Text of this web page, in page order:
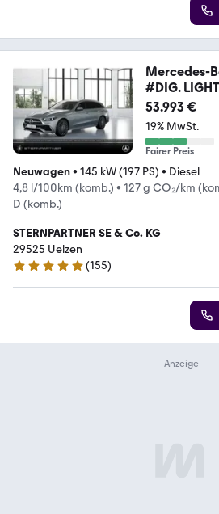
Mercedes-
#DIG.
#MEMORY
53.993 €
19% MwSt.
Fairer Preis
Neuwagen• 145 kW (197 PS) • Diesel
4,8 l/100km (komb.) • 127 g CO₂/km
D (komb.)
STERNPARTNER SE & Co. KG
29525 Uelzen
4.9 Sterne
(155)